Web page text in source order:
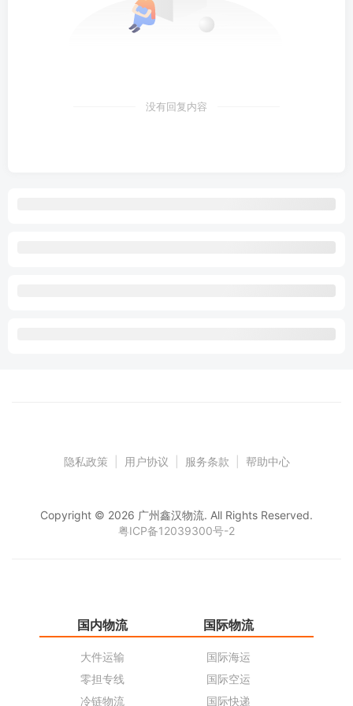
没有回复内容
隐私政策 用户协议 服务条款 帮助中心
Copyright © 2026 广州鑫汉物流. All Rights Reserved.
粤ICP备12039300号-2
国内物流
大件运输
零担专线
冷链物流
国际物流
国际海运
国际空运
国际快递